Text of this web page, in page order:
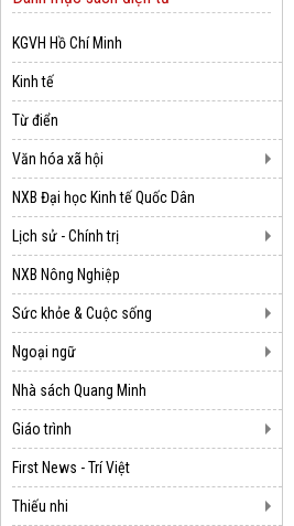
KGVH Hồ Chí Minh
Kinh tế
Từ điển
Văn hóa xã hội
NXB Đại học Kinh tế Quốc Dân
Lịch sử - Chính trị
NXB Nông Nghiệp
Sức khỏe & Cuộc sống
Ngoại ngữ
Nhà sách Quang Minh
Giáo trình
First News - Trí Việt
Thiếu nhi